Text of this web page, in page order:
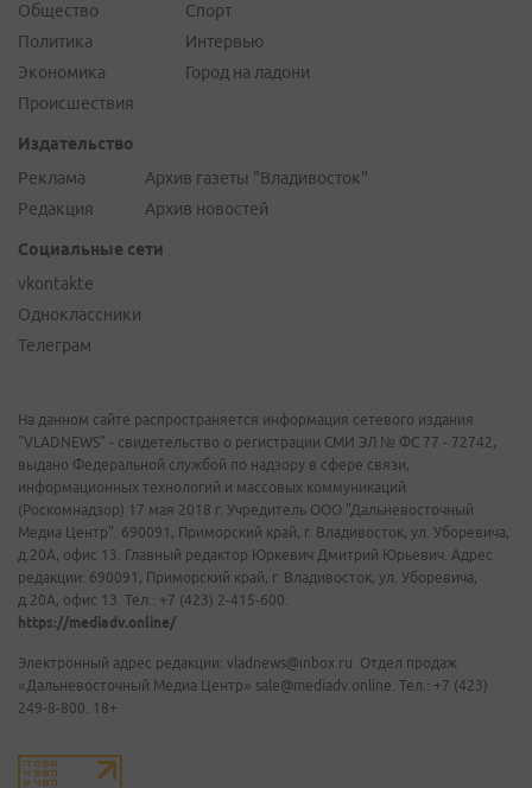
Общество
Политика
Экономика
Происшествия
Спорт
Интервью
Город на ладони
Издательство
Реклама
Редакция
Архив газеты "Владивосток"
Архив новостей
Социальные сети
vkontakte
Одноклассники
Телеграм
На данном сайте распространяется информация сетевого издания
"VLADNEWS" - свидетельство о регистрации СМИ ЭЛ № ФС 77 - 72742,
выдано Федеральной службой по надзору в сфере связи,
информационных технологий и массовых коммуникаций
(Роскомнадзор) 17 мая 2018 г. Учредитель ООО "Дальневосточный
Медиа Центр". 690091, Приморский край, г. Владивосток, ул. Уборевича,
д.20А, офис 13. Главный редактор Юркевич Дмитрий Юрьевич. Адрес
редакции: 690091, Приморский край, г. Владивосток, ул. Уборевича,
д.20А, офис 13. Тел.: +7 (423) 2-415-600.
https://mediadv.online/
Электронный адрес редакции: vladnews@inbox.ru. Отдел продаж
«Дальневосточный Медиа Центр» sale@mediadv.online. Тел.: +7 (423)
249-8-800. 18+